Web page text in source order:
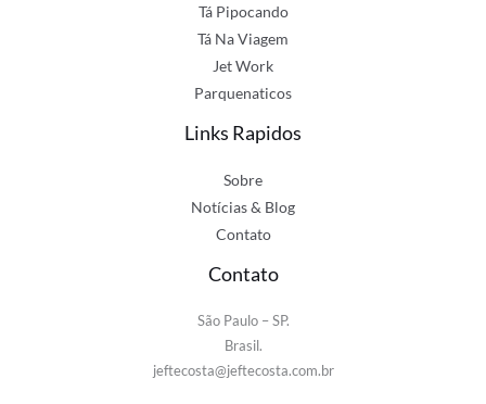
Tá Pipocando
Tá Na Viagem
Jet Work
Parquenaticos
Links Rapidos
Sobre
Notícias & Blog
Contato
Contato
São Paulo – SP.
Brasil.
jeftecosta@jeftecosta.com.br